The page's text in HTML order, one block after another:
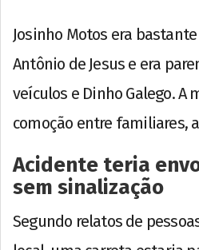
Josinho Motos era
Antônio de Jesus e era
veículos e Dinho Galego. A
comoção entre familiares,
Acidente teria
sem sinalização
Segundo relatos de